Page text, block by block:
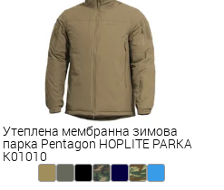
Утеплена мембранна зимова
парка Pentagon HOPLITE PARKA
K01010